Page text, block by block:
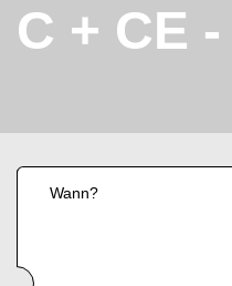
A - Scheine + Code
B - Scheine
Kursorte
Neufelden
Service
Kontakt
C + CE
Wann?